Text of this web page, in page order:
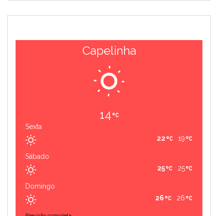
Capelinha
14
Sexta
19
22
Sábado
25
25
Domingo
26
26